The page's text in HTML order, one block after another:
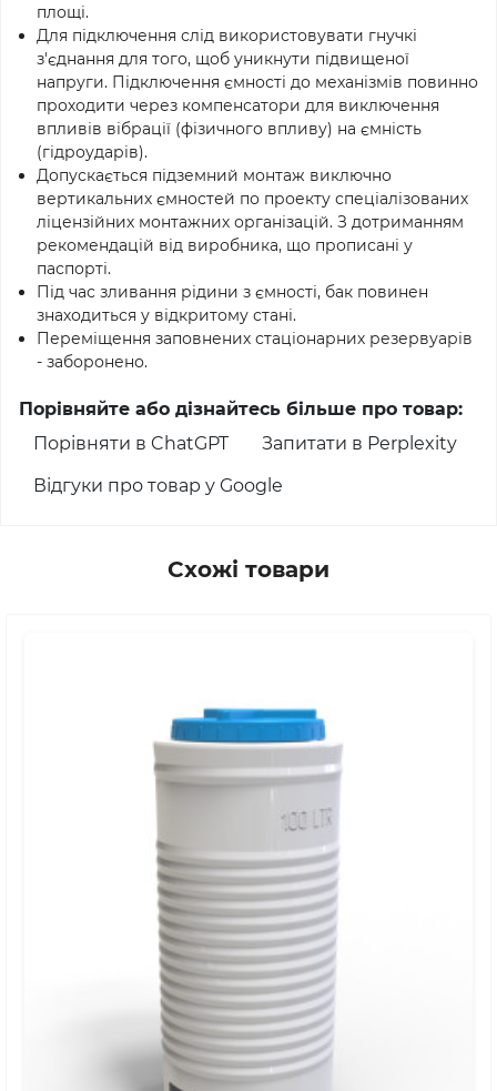
площі.
Для підключення слід використовувати гнучкі
з'єднання для того, щоб уникнути підвищеної
напруги. Підключення ємності до механізмів повинно
проходити через компенсатори для виключення
впливів вібрації (фізичного впливу) на ємність
(гідроударів).
Допускається підземний монтаж виключно
вертикальних ємностей по проекту спеціалізованих
ліцензійних монтажних організацій. З дотриманням
рекомендацій від виробника, що прописані у
паспорті.
Під час зливання рідини з ємності, бак повинен
знаходиться у відкритому стані.
Переміщення заповнених стаціонарних резервуарів
- заборонено.
Порівняйте або дізнайтесь більше про товар:
Порівняти в ChatGPT
Запитати в Perplexity
Відгуки про товар у Google
Схожі товари